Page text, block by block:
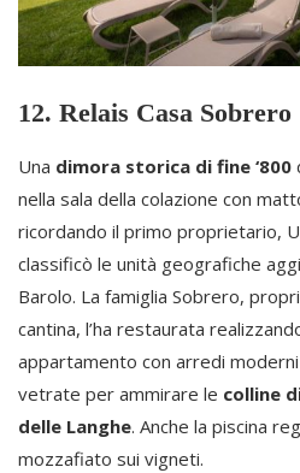
12. Relais Casa Sobrero
Una dimora storica di fine ‘800
nella sala della colazione con
ricordando il primo proprietario,
classificò le unità geografiche
Barolo. La famiglia Sobrero,
cantina, l’ha restaurata
appartamento con arredi
vetrate per ammirare le colline
delle Langhe. Anche la piscina
mozzafiato sui vigneti.